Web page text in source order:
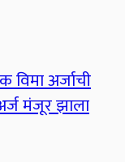
अर्जाची
मंजूर झाला